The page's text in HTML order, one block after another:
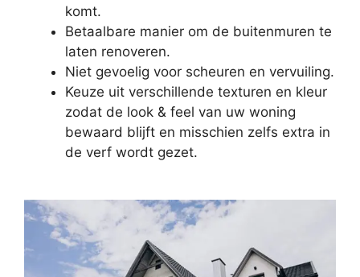
komt.
Betaalbare manier om de buitenmuren te
laten renoveren.
Niet gevoelig voor scheuren en vervuiling.
Keuze uit verschillende texturen en kleur
zodat de look & feel van uw woning
bewaard blijft en misschien zelfs extra in
de verf wordt gezet.